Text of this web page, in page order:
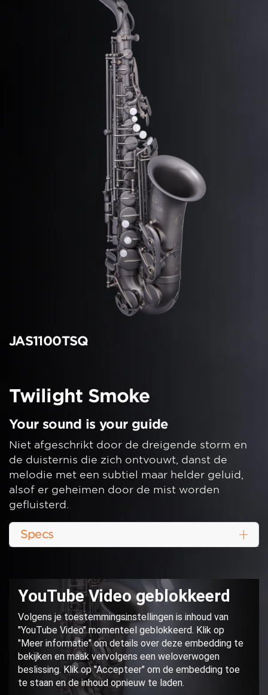
JAS1100TSQ
Twilight Smoke
Your sound is your guide
Niet afgeschrikt door de dreigende storm en
de duisternis die zich ontvouwt, danst de
melodie met een subtiel maar helder geluid,
alsof er geheimen door de mist worden
gefluisterd.
Specs